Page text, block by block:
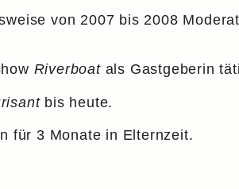
von 2007 bis 2008
Riverboatals Gastgeberin
bis heute.
für 3 Monate in Elternzeit.